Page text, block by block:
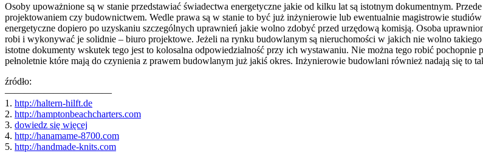
Osoby upoważnione są w stanie przedstawiać świadectwa energetyczne jakie od kilku lat są istotnym dokumentnym.
projektowaniem czy budownictwem. Wedle prawa są w stanie to być już inżynierowie lub ewentualnie magistrowie
energetyczne dopiero po uzyskaniu szczególnych uprawnień jakie wolno zdobyć przed urzędową komisją. Osoba
robi i wykonywać je solidnie – biuro projektowe. Jeżeli na rynku budowlanym są nieruchomości w jakich nie wolno
istotne dokumenty wskutek tego jest to kolosalna odpowiedzialność przy ich wystawaniu. Nie można tego robić
pełnoletnie które mają do czynienia z prawem budowlanym już jakiś okres. Inżynierowie budowlani również nadają się to
źródło:
———————————
1. http://haltern-hilft.de
2. http://hamptonbeachcharters.com
3. dowiedz się więcej
4. http://hanamame-8700.com
5. http://handmade-knits.com